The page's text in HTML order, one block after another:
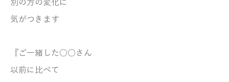
別の方の変化に
気がつきます
『ご一緒した○○さん
以前に比べて